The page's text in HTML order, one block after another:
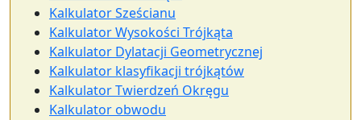
Kalkulator Sześcianu
Kalkulator Wysokości Trójkąta
Kalkulator Dylatacji Geometrycznej
Kalkulator klasyfikacji trójkątów
Kalkulator Twierdzeń Okręgu
Kalkulator obwodu